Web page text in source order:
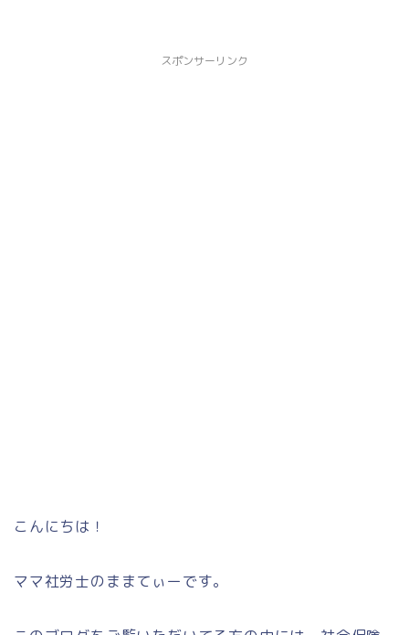
スポンサーリンク
こんにちは！
ママ社労士のままてぃーです。